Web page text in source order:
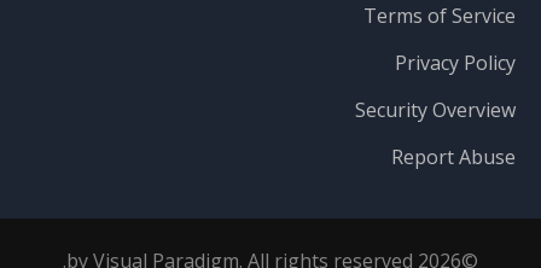
Terms of Service
Privacy Policy
Security Overview
Report Abuse
©2026 by Visual Paradigm. All rights reserved.